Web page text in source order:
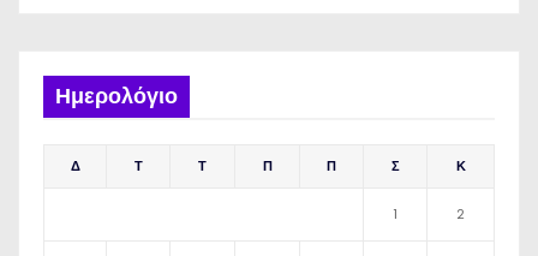
Ημερολόγιο
Δ Τ Τ Π Π Σ Κ
1 2